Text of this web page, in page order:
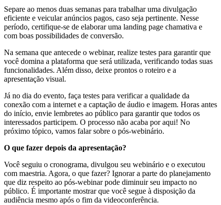
Separe ao menos duas semanas para trabalhar uma divulgação
eficiente e veicular anúncios pagos, caso seja pertinente. Nesse
período, certifique-se de elaborar uma landing page chamativa e
com boas possibilidades de conversão.
Na semana que antecede o webinar, realize testes para garantir que
você domina a plataforma que será utilizada, verificando todas suas
funcionalidades. Além disso, deixe prontos o roteiro e a
apresentação visual.
Já no dia do evento, faça testes para verificar a qualidade da
conexão com a internet e a captação de áudio e imagem. Horas antes
do início, envie lembretes ao público para garantir que todos os
interessados participem. O processo não acaba por aqui! No
próximo tópico, vamos falar sobre o pós-webinário.
O que fazer depois da apresentação?
Você seguiu o cronograma, divulgou seu webinário e o executou
com maestria. Agora, o que fazer? Ignorar a parte do planejamento
que diz respeito ao pós-webinar pode diminuir seu impacto no
público. É importante mostrar que você segue à disposição da
audiência mesmo após o fim da videoconferência.